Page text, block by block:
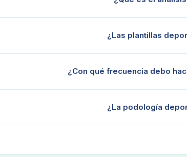
¿Las plantillas
¿Con qué frecuencia debo
¿La podología